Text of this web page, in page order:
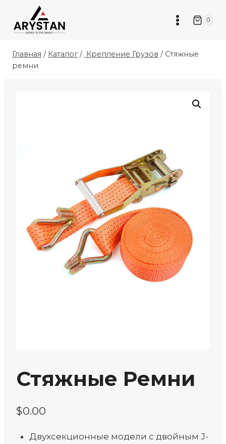
Перейти
содержимому
0
Главная / Каталог / Крепление Грузов / Стяжные
ремни
Стяжные Ремни
$0.00
Двухсекционные модели с двойным J-